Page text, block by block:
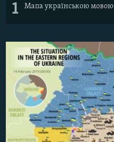
Усі сайти RFE/RL
1 Мапа українською мовою